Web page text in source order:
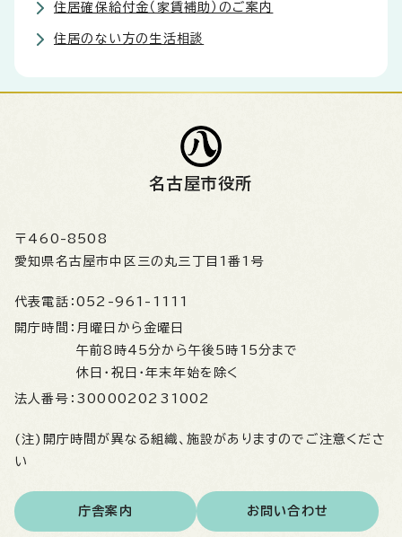
住居確保給付金（家賃補助）のご案内
住居のない方の生活相談
名古屋市役所
〒460-8508
愛知県名古屋市中区三の丸三丁目1番1号
代表電話： 052-961-1111
開庁時間： 月曜日から金曜日
午前8時45分から午後5時15分まで
休日・祝日・年末年始を除く
法人番号： 3000020231002
(注)開庁時間が異なる組織、施設がありますのでご注意くださ
い
庁舎案内 お問い合わせ